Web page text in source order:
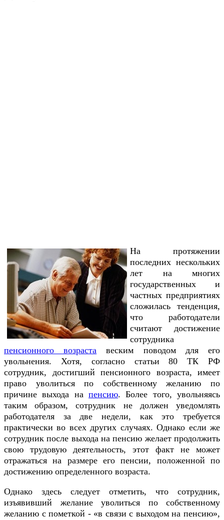
На протяжении
последних нескольких
лет на многих
государственных и
частных предприятиях
сложилась тенденция,
что работодатели
считают достижение
сотрудника
пенсионного возраста веским поводом для его
увольнения. Хотя, согласно статьи 80 ТК РФ
сотрудник, достигший пенсионного возраста, имеет
право уволиться по собственному желанию по
причине выхода на пенсию. Более того, увольняясь
таким образом, сотрудник не должен уведомлять
работодателя за две недели, как это требуется
практически во всех других случаях. Однако если же
сотрудник после выхода на пенсию желает продолжить
свою трудовую деятельность, этот факт не может
отражаться на размере его пенсии, положенной по
достижению определенного возраста.
Однако здесь следует отметить, что сотрудник,
изъявивший желание уволиться по собственному
желанию с пометкой - «в связи с выходом на пенсию»,